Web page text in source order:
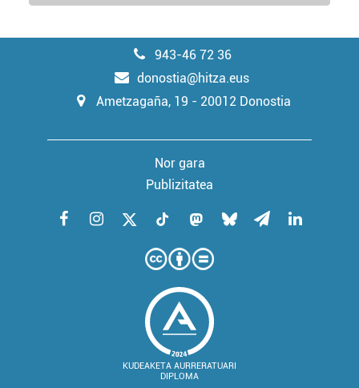
943-46 72 36
donostia@hitza.eus
Ametzagaña, 19 - 20012 Donostia
Nor gara
Publizitatea
KUDEAKETA AURRERATUARI
DIPLOMA